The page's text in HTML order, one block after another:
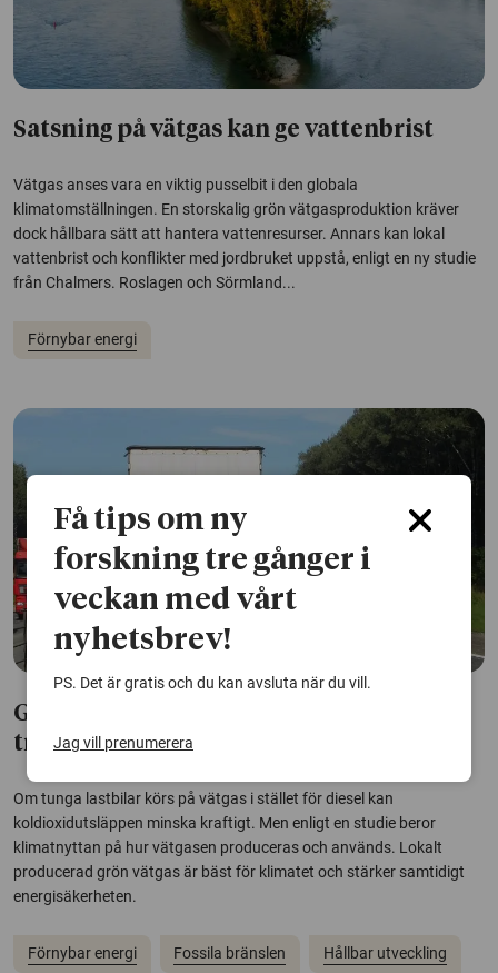
Satsning på vätgas kan ge vattenbrist
Vätgas anses vara en viktig pusselbit i den globala
klimatomställningen. En storskalig grön vätgasproduktion kräver
dock hållbara sätt att hantera vattenresurser. Annars kan lokal
vattenbrist och konflikter med jordbruket uppstå, enligt en ny studie
från Chalmers. Roslagen och Sörmland...
Förnybar energi
Grön och lokal vätgas bäst för tunga
transporter
Om tunga lastbilar körs på vätgas i stället för diesel kan
koldioxidutsläppen minska kraftigt. Men enligt en studie beror
klimatnyttan på hur vätgasen produceras och används. Lokalt
producerad grön vätgas är bäst för klimatet och stärker samtidigt
energisäkerheten.
Förnybar energi Fossila bränslen Hållbar utveckling
Få tips om ny
forskning tre gånger i
veckan med vårt
nyhetsbrev!
PS. Det är gratis och du kan avsluta när du vill.
Jag vill prenumerera